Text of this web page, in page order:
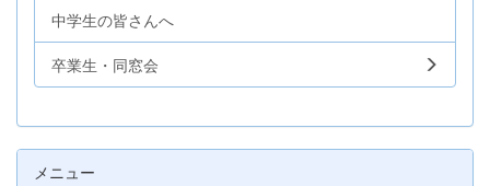
中学生の皆さんへ
卒業生・同窓会
メニュー